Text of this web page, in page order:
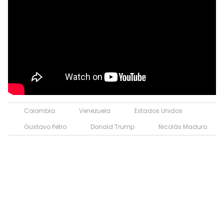
Colombia Venezuela
Estados Unidos
Gustavo Petro
Donald Trump Nicolás Maduro